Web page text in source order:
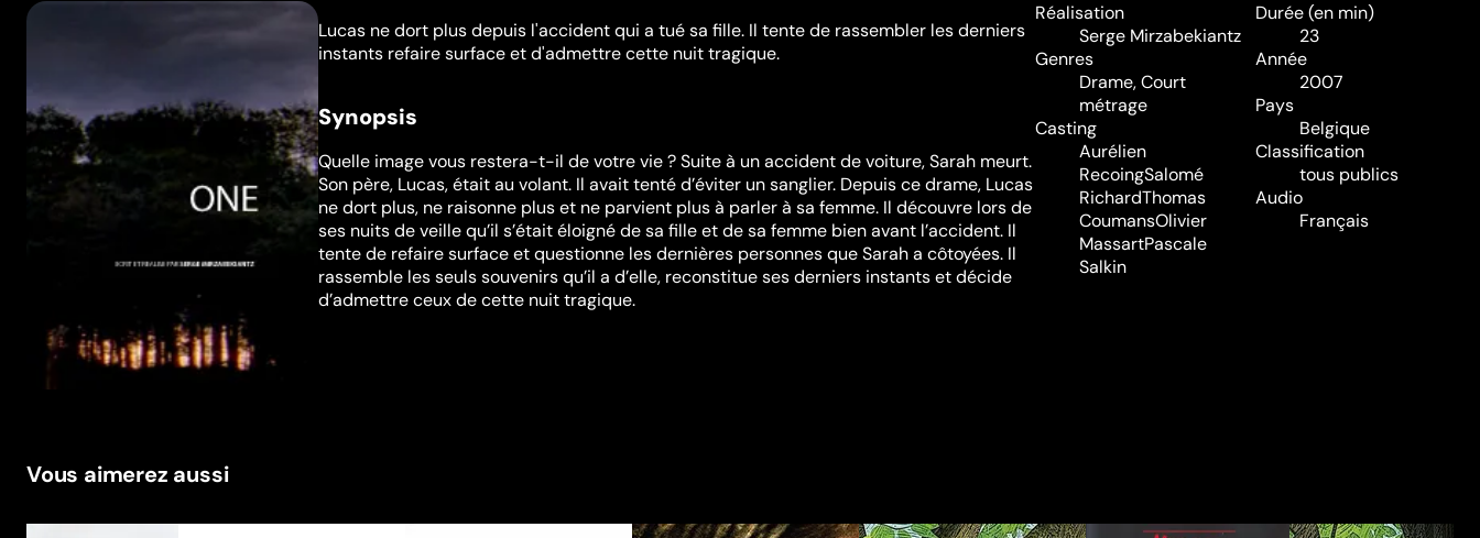
Lucas ne dort plus depuis l'accident qui a tué sa fille. Il tente de rassembler les derniers
instants refaire surface et d'admettre cette nuit tragique.
Synopsis
Quelle image vous restera-t-il de votre vie ? Suite à un accident de voiture, Sarah meurt.
Son père, Lucas, était au volant. Il avait tenté d’éviter un sanglier. Depuis ce drame, Lucas
ne dort plus, ne raisonne plus et ne parvient plus à parler à sa femme. Il découvre lors de
ses nuits de veille qu’il s’était éloigné de sa fille et de sa femme bien avant l’accident. Il
tente de refaire surface et questionne les dernières personnes que Sarah a côtoyées. Il
rassemble les seuls souvenirs qu’il a d’elle, reconstitue ses derniers instants et décide
d’admettre ceux de cette nuit tragique.
Réalisation
Serge Mirzabekiantz
Genres
Drame,Court
métrage
Casting
Aurélien
RecoingSalomé
RichardThomas
CoumansOlivier
MassartPascale
Salkin
Durée (en min)
23
Année
2007
Pays
Belgique
Classification
tous publics
Audio
Français
Vous aimerez aussi